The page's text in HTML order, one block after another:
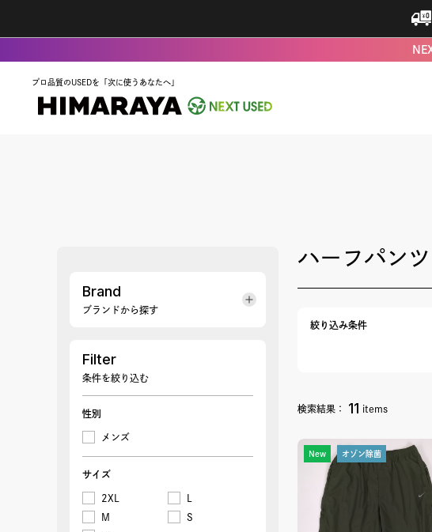
プロ品質のUSEDを「次に使うあなたへ」
Brand
ブランドから探す
Filter
条件を絞り込む
性別
メンズ
サイズ
2XL
M
S
ハーフパンツ
絞り込み条件
検索結果： 11 items
New オゾン除菌